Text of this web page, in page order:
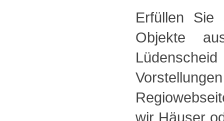
Erfüllen Sie
Objekte
wir Häuser